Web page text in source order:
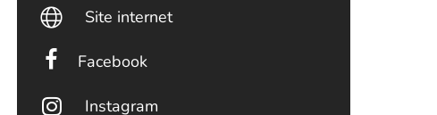
Site internet
Facebook
Instagram